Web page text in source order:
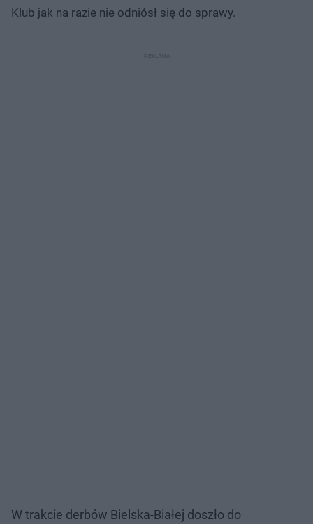
Klub jak na razie nie odniósł się do sprawy.
W trakcie derbów Bielska-Białej doszło do